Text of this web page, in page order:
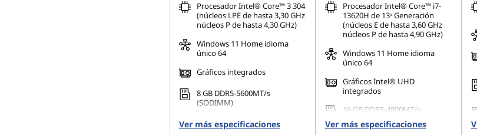
Procesador Intel® Core™ 3 304
(núcleos LPE de hasta 3,30 GHz
núcleos P de hasta 4,30 GHz)
Windows 11 Home idioma
único 64
Gráficos integrados
8 GB DDR5-5600MT/s
(SODIMM)
256 GB SSD M.2 2242 PCIe
Gen4 TLC
Ver más especificaciones
Procesador Intel® Core™ i7-
13620H de 13ᵃ Generación
(núcleos E de hasta 3,60 GHz
núcleos P de hasta 4,90 GHz)
Windows 11 Home idioma
único 64
Gráficos Intel® UHD
integrados
16 GB DDR5-4800MT/s
(SODIMM)
Ver más especificaciones